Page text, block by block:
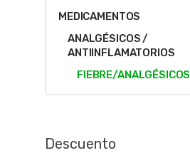
MEDICAMENTOS
ANALGÉSICOS /
ANTIINFLAMATORIOS
FIEBRE/ANALGÉSICOS
Descuento